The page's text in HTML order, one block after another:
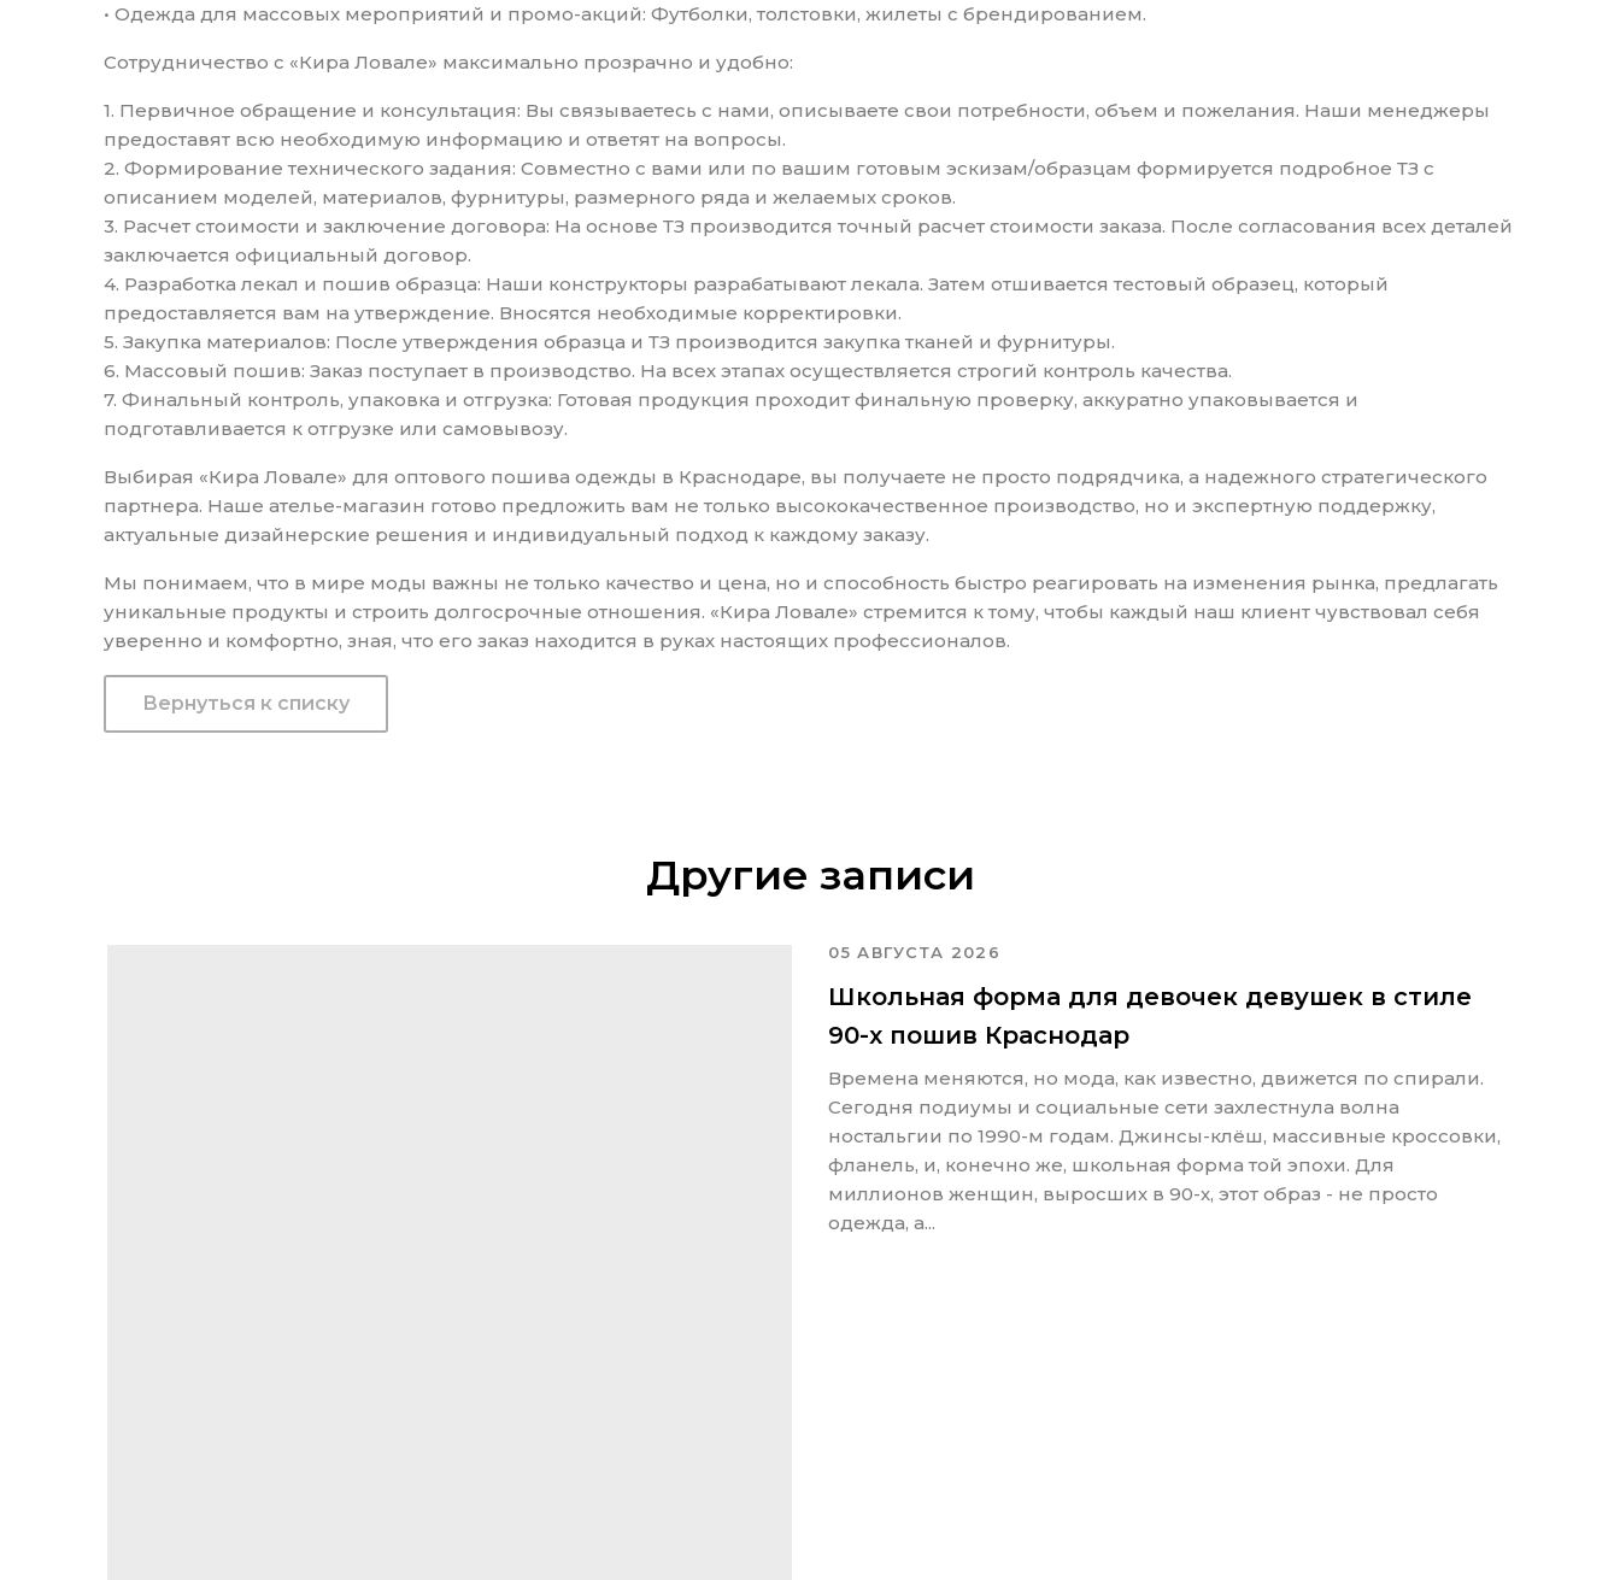
• Одежда для массовых мероприятий и промо-акций: Футболки, толстовки, жилеты с брендированием.
Сотрудничество с «Кира Ловале» максимально прозрачно и удобно:
1. Первичное обращение и консультация: Вы связываетесь с нами, описываете свои потребности, объем и пожелания. Наши менеджеры
предоставят всю необходимую информацию и ответят на вопросы.
2. Формирование технического задания: Совместно с вами или по вашим готовым эскизам/образцам формируется подробное ТЗ с
описанием моделей, материалов, фурнитуры, размерного ряда и желаемых сроков.
3. Расчет стоимости и заключение договора: На основе ТЗ производится точный расчет стоимости заказа. После согласования всех деталей
заключается официальный договор.
4. Разработка лекал и пошив образца: Наши конструкторы разрабатывают лекала. Затем отшивается тестовый образец, который
предоставляется вам на утверждение. Вносятся необходимые корректировки.
5. Закупка материалов: После утверждения образца и ТЗ производится закупка тканей и фурнитуры.
6. Массовый пошив: Заказ поступает в производство. На всех этапах осуществляется строгий контроль качества.
7. Финальный контроль, упаковка и отгрузка: Готовая продукция проходит финальную проверку, аккуратно упаковывается и
подготавливается к отгрузке или самовывозу.
Выбирая «Кира Ловале» для оптового пошива одежды в Краснодаре, вы получаете не просто подрядчика, а надежного стратегического
партнера. Наше ателье-магазин готово предложить вам не только высококачественное производство, но и экспертную поддержку,
актуальные дизайнерские решения и индивидуальный подход к каждому заказу.
Мы понимаем, что в мире моды важны не только качество и цена, но и способность быстро реагировать на изменения рынка, предлагать
уникальные продукты и строить долгосрочные отношения. «Кира Ловале» стремится к тому, чтобы каждый наш клиент чувствовал себя
уверенно и комфортно, зная, что его заказ находится в руках настоящих профессионалов.
Вернуться к списку
Другие записи
05 АВГУСТА 2026
Школьная форма для девочек девушек в стиле
90-х пошив Краснодар
Времена меняются, но мода, как известно, движется по спирали.
Сегодня подиумы и социальные сети захлестнула волна
ностальгии по 1990-м годам. Джинсы-клёш, массивные кроссовки,
фланель, и, конечно же, школьная форма той эпохи. Для
миллионов женщин, выросших в 90-х, этот образ - не просто
одежда, а...